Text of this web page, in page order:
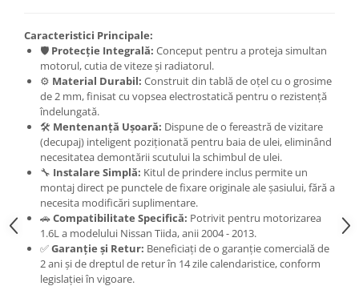
Carlige Opel
Carlige Peugeot
Carlige Plymouth
Carlige Polestar
Carlige Porsche
Carlige Renault
Carlige Seat
Carlige Skoda
Carlige SsangYong
Carlige Subaru
Carlige Suzuki
Scut motor Suzuki
Scut motor Tesla
Scut motor Toyota
Scut motor Volvo
Scut motor Volvo C40
Scut motor Volvo V90
Scut motor Volvo XC40
Scut motor Vw
Caracteristici Principale:
🛡️ Protecție Integrală: Conceput pentru a proteja simultan
motorul, cutia de viteze și radiatorul.
⚙️ Material Durabil: Construit din tablă de oțel cu o grosime
de 2 mm, finisat cu vopsea electrostatică pentru o rezistență
îndelungată.
🛠️ Mentenanță Ușoară: Dispune de o fereastră de vizitare
(decupaj) inteligent poziționată pentru baia de ulei, eliminând
necesitatea demontării scutului la schimbul de ulei.
🔧 Instalare Simplă: Kitul de prindere inclus permite un
montaj direct pe punctele de fixare originale ale șasiului, fără a
necesita modificări suplimentare.
🚗Compatibilitate Specifică: Potrivit pentru motorizarea
1.6L a modelului Nissan Tiida, anii 2004 - 2013.
✅Garanție și Retur: Beneficiați de o garanție comercială de
2 ani și de dreptul de retur în 14 zile calendaristice, conform
legislației în vigoare.